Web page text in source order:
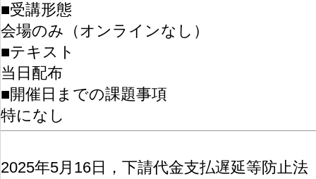
■受講形態
会場のみ（オンラインなし）
■テキスト
当日配布
■開催日までの課題事項
特になし
2025年5月16日，下請代金支払遅延等防止